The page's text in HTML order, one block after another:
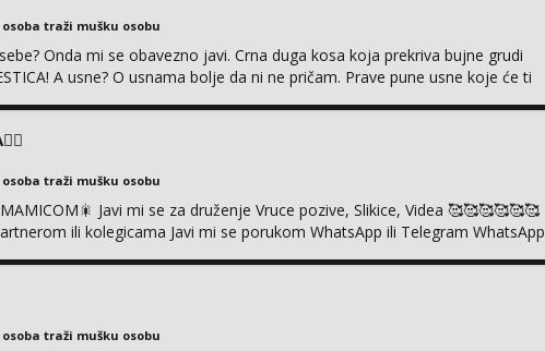
traži mušku osobu
Onda mi se obavezno javi. Crna duga kosa koja prekriva bujne grudi
A usne? O usnama bolje da ni ne pričam. Prave pune usne koje će ti
traži mušku osobu
Javi mi se za druženje Vruce pozive, Slikice, Videa 🥰🥰🥰🥰🥰🥰
ili kolegicama Javi mi se porukom WhatsApp ili Telegram WhatsApp
traži mušku osobu